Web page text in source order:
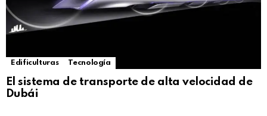
Edificulturas Tecnología
El sistema de transporte de alta velocidad de
Dubái